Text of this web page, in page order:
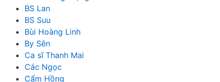
BS Lan
BS Suu
Bùi Hoàng Linh
By Sên
Ca sĩ Thanh Mai
Các Ngọc
Cẩm Hồng